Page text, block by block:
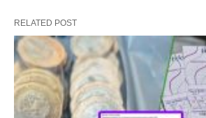
RELATED POST